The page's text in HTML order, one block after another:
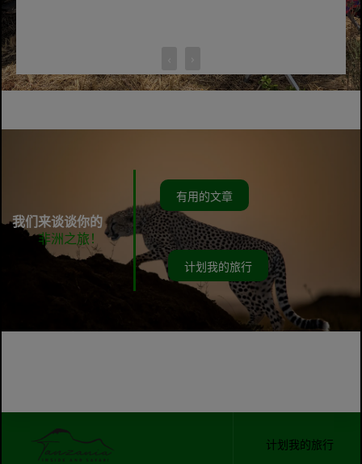
我们来谈谈你的
非洲之旅！
有用的文章
计划我的旅行
计划我的旅行